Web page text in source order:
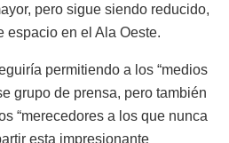
pero sigue siendo reducido,
espacio en el Ala Oeste.
permitiendo a los “medios
grupo de prensa, pero también
“merecedores a los que nunca
esta impresionante